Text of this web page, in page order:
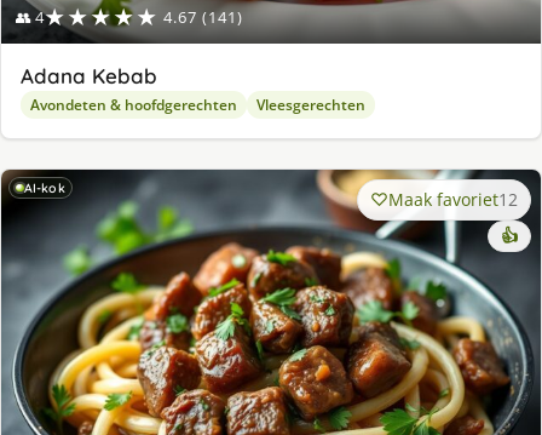
👥 4★★★★★ 4.67 (141)
Adana Kebab
Avondeten & hoofdgerechten Vleesgerechten
AI-kok Maak favoriet12
👍